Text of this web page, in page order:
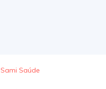
Sami Saúde